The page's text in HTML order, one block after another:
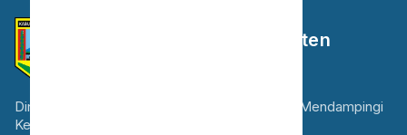
Dinas Kesehatan Kabupaten
Dinas Kesehatan Kabupaten Semarang Selalu Mendampingi
Kesehatan Anda dan Keluarga